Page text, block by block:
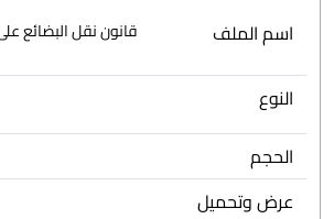
اسم الملف
النوع
الحجم
عرض وتحميل